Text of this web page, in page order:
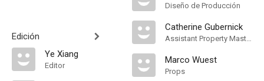
Edición
Ye Xiang
Editor
Diseño de Producción
Catherine Gubernick
Assistant Property Master
Marco Wuest
Props